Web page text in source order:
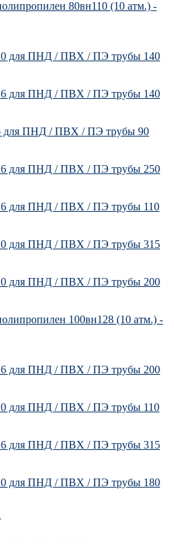
80вн110 (10 атм.) -
для ПНД / ПВХ / ПЭ трубы 140
для ПНД / ПВХ / ПЭ трубы 140
для ПНД / ПВХ / ПЭ трубы 90
для ПНД / ПВХ / ПЭ трубы 250
для ПНД / ПВХ / ПЭ трубы 110
для ПНД / ПВХ / ПЭ трубы 315
для ПНД / ПВХ / ПЭ трубы 200
100вн128 (10 атм.) -
для ПНД / ПВХ / ПЭ трубы 200
для ПНД / ПВХ / ПЭ трубы 110
для ПНД / ПВХ / ПЭ трубы 315
для ПНД / ПВХ / ПЭ трубы 180